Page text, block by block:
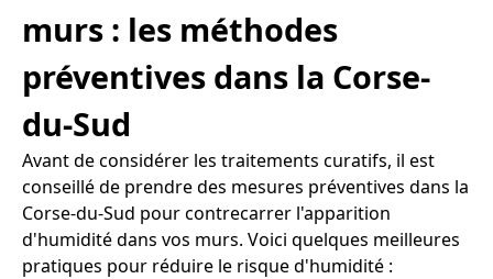
murs : les méthodes
préventives dans la Corse-
du-Sud
Avant de considérer les traitements curatifs, il est
conseillé de prendre des mesures préventives dans la
Corse-du-Sud pour contrecarrer l'apparition
d'humidité dans vos murs. Voici quelques meilleures
pratiques pour réduire le risque d'humidité :